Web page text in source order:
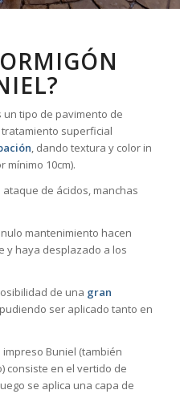
un tipo de pavimento de
superficial
, dando textura y color in
mínimo 10cm).
ataque de ácidos, manchas
mantenimiento hacen
y haya desplazado a los
de una gran
ser aplicado tanto en
Buniel (también
consiste en el vertido de
se aplica una capa de